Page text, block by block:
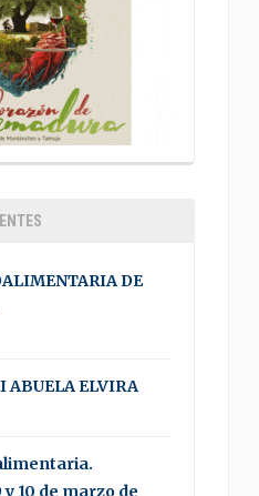
DE
ABUELA ELVIRA
10 de marzo de